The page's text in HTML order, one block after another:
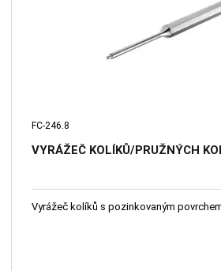
FC-246.8
VYRÁŽEČ KOLÍKŮ/PRUŽNÝCH
Vyrážeč kolíků s pozinkovaným